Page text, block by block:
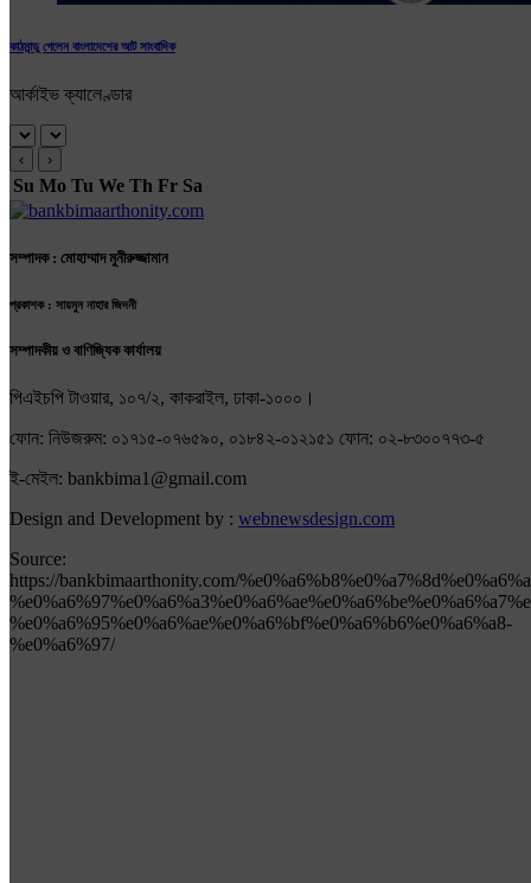
কাঠমান্ডু গেলেন বাংলাদেশের আট সাংবাদিক
আর্কাইভ ক্যালেণ্ডার
‹ ›
Su Mo Tu We Th Fr Sa
সম্পাদক : মোহাম্মাদ মুনীরুজ্জামান
প্রকাশক : সায়মুন নাহার জিদনী
সম্পাদকীয় ও বাণিজ্যিক কার্যালয়
পিএইচপি টাওয়ার, ১০৭/২, কাকরাইল, ঢাকা-১০০০।
ফোন: নিউজরুম: ০১৭১৫-০৭৬৫৯০, ০১৮৪২-০১২১৫১ ফোন: ০২-৮৩০০৭৭৩-৫
ই-মেইল: bankbima1@gmail.com
Design and Development by : webnewsdesign.com
Source:
https://bankbimaarthonity.com/
%e0%a6%95%e0%a6%ae%e0%a6%bf%e0%a6%b6%e0%a6%a8-
%e0%a6%97/